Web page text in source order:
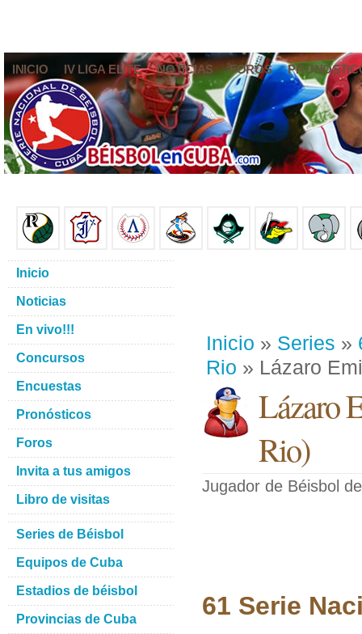
INICIO IV LIGA ELITE NOTICIAS FOROS
Inicio » Series »
Rio » Lázaro
Lázaro
Rio)
Jugador de Béisbol
61 Serie
Inicio
Noticias
En vivo!!!
Concursos
Encuestas
Pronósticos
Foros
Invita a tus amigos
Libro de visitas
Series de Béisbol
Equipos de Cuba
Estadios de béisbol
Provincias de Cuba